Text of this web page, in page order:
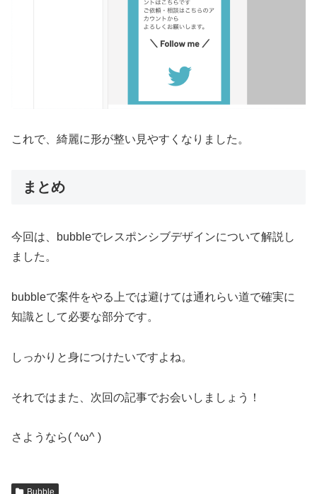
これで、綺麗に形が整い見やすくなりました。
まとめ
今回は、bubbleでレスポンシブデザインについて解説し
ました。
bubbleで案件をやる上では避けては通れらい道で確実に
知識として必要な部分です。
しっかりと身につけたいですよね。
それではまた、次回の記事でお会いしましょう！
さようなら( ^ω^ )